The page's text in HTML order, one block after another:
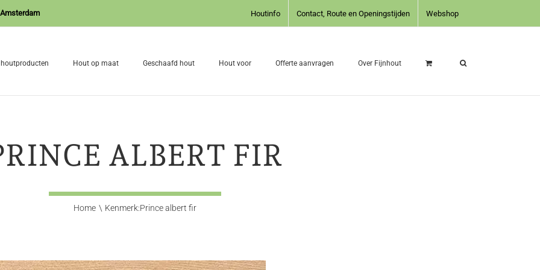
Houtinfo Contact, Route en Openingstijden Webshop
Hout op maat Geschaafd hout Hout voor Offerte aanvragen Over Fijnhout
ALBERT FIR
Home Kenmerk:Prince albert fir